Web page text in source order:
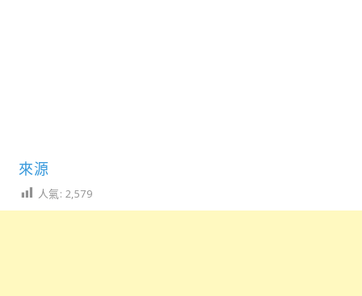
來源
人氣: 2,579